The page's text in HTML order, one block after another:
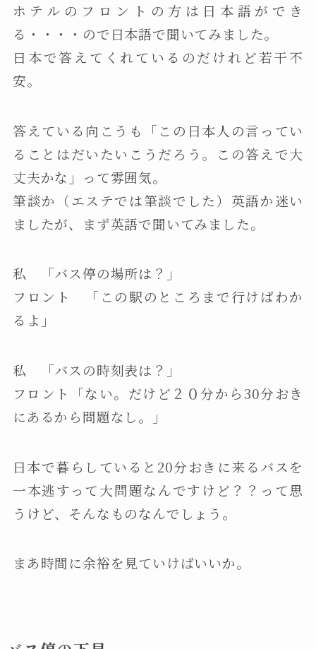
ホテルのフロントの方は日本語ができ
る・・・・ので日本語で聞いてみました。
日本で答えてくれているのだけれど若干不
安。
答えている向こうも「この日本人の言ってい
ることはだいたいこうだろう。この答えで大
丈夫かな」って雰囲気。
筆談か（エステでは筆談でした）英語か迷い
ましたが、まず英語で聞いてみました。
私 「バス停の場所は？」
フロント 「この駅のところまで行けばわか
るよ」
私 「バスの時刻表は？」
フロント「ない。だけど２０分から30分おき
にあるから問題なし。」
日本で暮らしていると20分おきに来るバスを
一本逃すって大問題なんですけど？？って思
うけど、そんなものなんでしょう。
まあ時間に余裕を見ていけばいいか。